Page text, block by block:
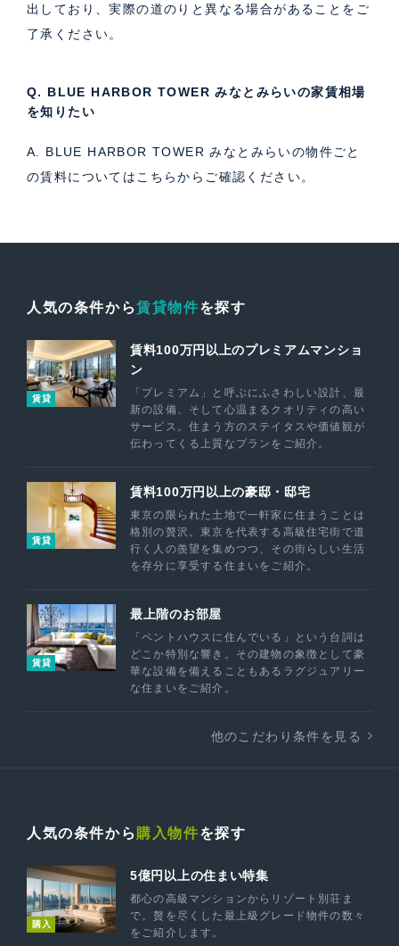
出しており、実際の道のりと異なる場合があることをご
了承ください。
Q. BLUE HARBOR TOWER みなとみらいの家賃相場
を知りたい
A. BLUE HARBOR TOWER みなとみらいの物件ごと
の賃料については こちらからご確認ください。
人気の条件から賃貸物件を探す
賃貸
賃料100万円以上のプレミアムマンショ
ン
「プレミアム」と呼ぶにふさわしい設計、最
新の設備、そして心温まるクオリティの高い
サービス。住まう方のステイタスや価値観が
伝わってくる上質なプランをご紹介。
賃貸
賃料100万円以上の豪邸・邸宅
東京の限られた土地で一軒家に住まうことは
格別の贅沢。東京を代表する高級住宅街で道
行く人の羨望を集めつつ、その街らしい生活
を存分に享受する住まいをご紹介。
賃貸
最上階のお部屋
「ペントハウスに住んでいる」という台詞は
どこか特別な響き。その建物の象徴として豪
華な設備を備えることもあるラグジュアリー
な住まいをご紹介。
他のこだわり条件を見る
人気の条件から 購入物件を探す
購入
5億円以上の住まい特集
都心の高級マンションからリゾート別荘ま
で。贅を尽くした最上級グレード物件の数々
をご紹介します。